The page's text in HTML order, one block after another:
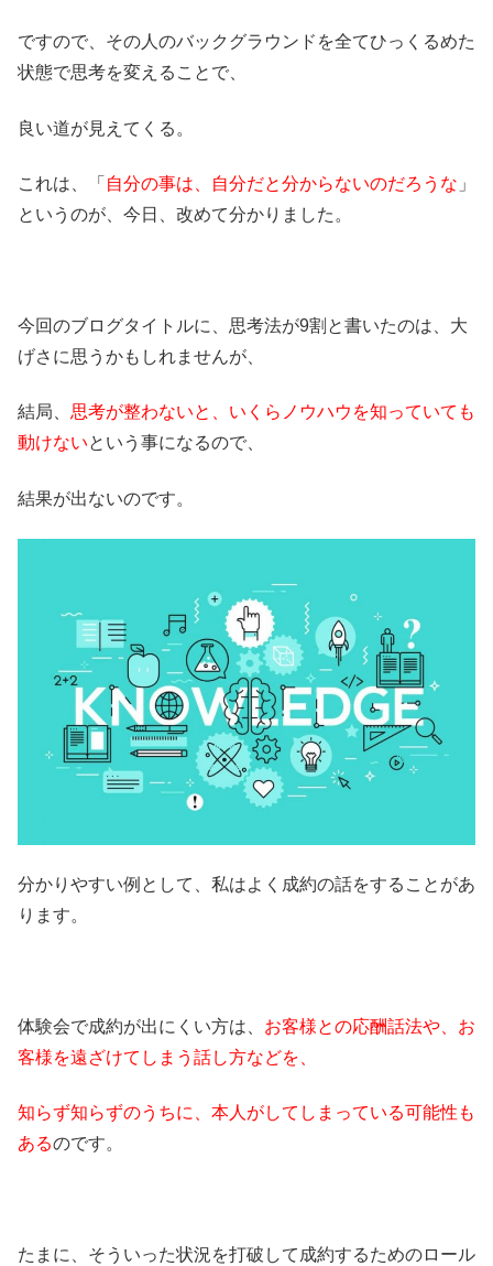
ですので、その人のバックグラウンドを全てひっくるめた
状態で思考を変えることで、
良い道が見えてくる。
これは、「 自分の事は、自分だと分からないのだろうな 」
というのが、今日、改めて分かりました。
今回のブログタイトルに、思考法が9割と書いたのは、大
げさに思うかもしれませんが、
結局、 思考が整わないと、いくらノウハウを知っていても
動けないという事になるので、
結果が出ないのです。
分かりやすい例として、私はよく成約の話をすることがあ
ります。
体験会で成約が出にくい方は、 お客様との応酬話法や、お
客様を遠ざけてしまう話し方などを、
知らず知らずのうちに、本人がしてしまっている可能性も
あるのです。
たまに、そういった状況を打破して成約するためのロール